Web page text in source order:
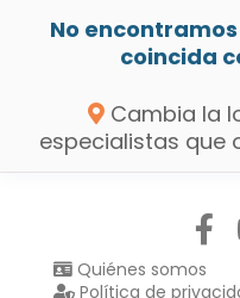
No
coincida
Cambia la
especialistas que
Quiénes somos
Política de